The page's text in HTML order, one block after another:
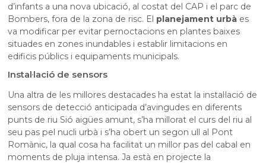
d’infants a una nova ubicació, al costat del CAP i el parc de
Bombers, fora de la zona de risc. El planejament urbà es
va modificar per evitar pernoctacions en plantes baixes
situades en zones inundables i establir limitacions en
edificis públics i equipaments municipals.
Instal·lació de sensors
Una altra de les millores destacades ha estat la instal·lació de
sensors de detecció anticipada d’avingudes en diferents
punts de riu Sió aigües amunt, s’ha millorat el curs del riu al
seu pas pel nucli urbà i s’ha obert un segon ull al Pont
Romànic, la qual cosa ha facilitat un millor pas del cabal en
moments de pluja intensa. Ja està en projecte la